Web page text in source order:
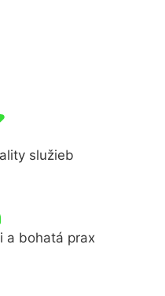
služieb
a bohatá prax